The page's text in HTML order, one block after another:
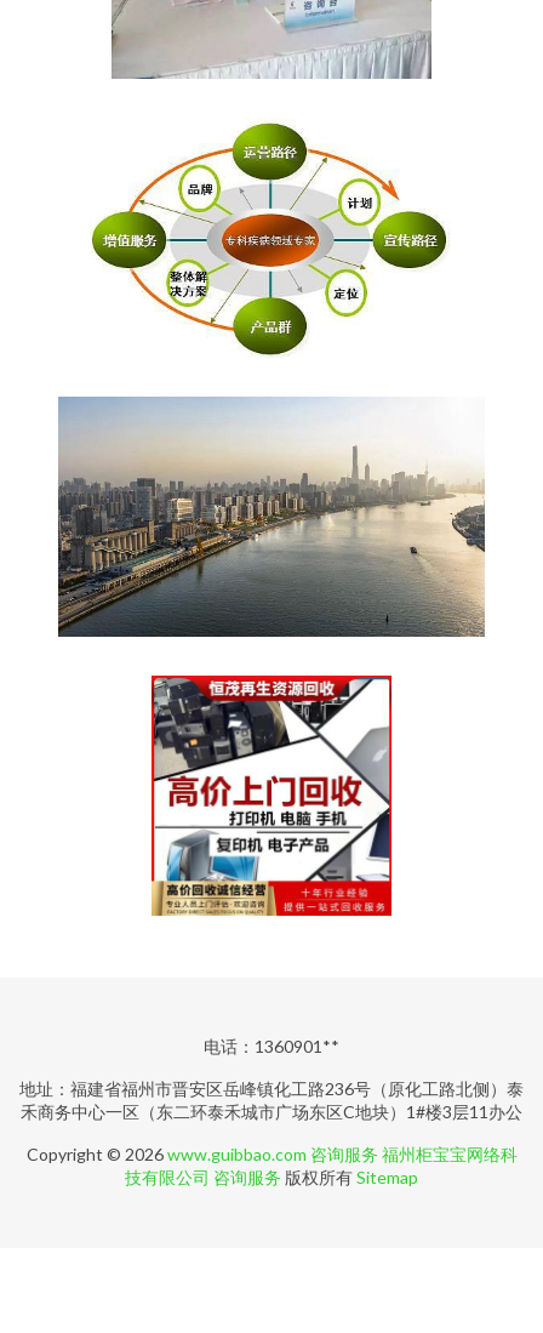
电话：1360901**
地址：福建省福州市晋安区岳峰镇化工路236号（原化工路北侧）泰
禾商务中心一区（东二环泰禾城市广场东区C地块）1#楼3层11办公
Copyright © 2026www.guibbao.com 咨询服务 福州柜宝宝网络科
技有限公司 咨询服务 版权所有Sitemap